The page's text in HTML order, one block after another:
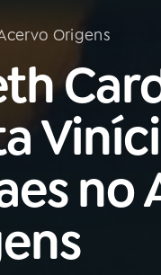
AO VIVO
Origens
no